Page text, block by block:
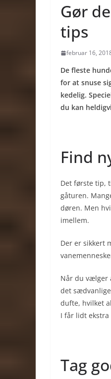
Gør
tips
februar 16,
De fleste
for at snuse
kedelig.
du kan
Find
Det første tip,
gåturen.
døren. Men
imellem.
Der er sikkert
Når du vælger
det
dufte, hvilket
I får lidt
Tag